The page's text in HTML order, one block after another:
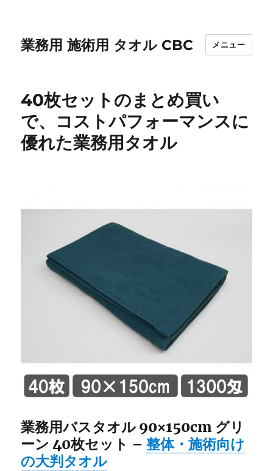
業務用 施術用 タオル CBC メニュー
40枚セットのまとめ買い
で、コストパフォーマンスに
優れた業務用タオル
業務用バスタオル 90×150cm グリ
ーン 40枚セット –整体・施術向け
の大判タオル